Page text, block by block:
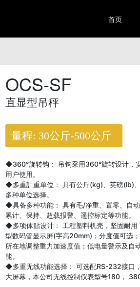
首页
OCS-SF
直显型吊秤
量程: 30公斤-500公斤
◆360°旋转钩： 吊钩采用360°旋转设计，
用户使用。
◆多重計重单位： 具有公斤(kg)、英磅(lb)
多种单位选择。
◆具备多种功能： 具有毛/净重、置零、自动
累计、保持、超载报警、遥控标定等功能。
◆多项体贴设计： 工程塑料机壳，坚固耐用
型数码管显示屏(字高20mm)；分度值可选
所在地调整重力加速度值；低电量警示及自
能。
◆多重无线功能选择： 可选配RS-232接口
大屏幕，本公司无线控制仪表型号180，